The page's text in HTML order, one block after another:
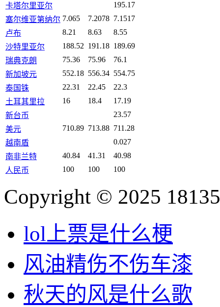
卡塔尔里亚尔
195.17
塞尔维亚第纳尔 7.065 7.2078 7.1517
卢布
8.21 8.63
8.55
沙特里亚尔
188.52 191.18 189.69
瑞典克朗
75.36 75.96
76.1
新加坡元
552.18 556.34 554.75
泰国铢
22.31 22.45
22.3
土耳其里拉
16 18.4
17.19
新台币
23.57
美元
710.89 713.88 711.28
越南盾
0.027
南非兰特
40.84 41.31
40.98
人民币
100 100 100
Copyright © 2025
lol上票是什么梗
风油精伤不伤车漆
秋天的风是什么歌